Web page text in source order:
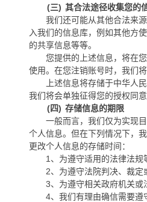
(三) 其合法途径收集您的
我们还可能从其他合法来
入我们的信息库，例如其他方
的共享信息等等。
您提供的上述信息，将在
使用。在您注销账号时，我们
上述信息将存储于中华人
我们将会单独征得您的授权同意
(四) 存储信息的期限
一般而言，我们仅为实现
个人信息。但在下列情况下，
更改个人信息的存储时间：
1 、为遵守适用的法律法规
2、为遵守法院判决、裁定
3、为遵守相关政府机关或
4、我们有理由确信需要遵